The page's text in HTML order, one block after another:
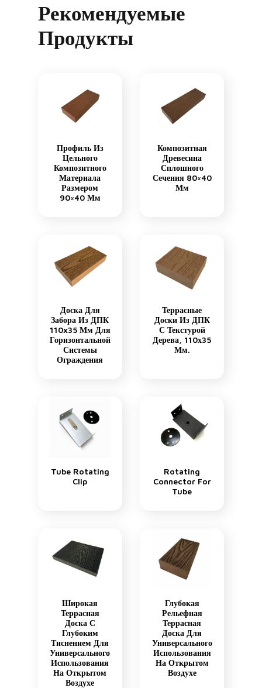
Рекомендуемые
Продукты
Профиль Из
Цельного
Композитного
Материала
Размером
90×40 Мм
Композитная
Древесина
Сплошного
Сечения 80×40
Мм
Доска Для
Забора Из ДПК
110x35 Мм Для
Горизонтальной
Системы
Ограждения
Террасные
Доски Из ДПК
С Текстурой
Дерева, 110х35
Мм.
Tube Rotating
Clip
Rotating
Connector For
Tube
Широкая
Террасная
Доска С
Глубоким
Тиснением Для
Универсального
Использования
На Открытом
Воздухе
Глубокая
Рельефная
Террасная
Доска Для
Универсального
Использования
На Открытом
Воздухе